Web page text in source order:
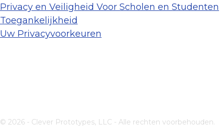
Privacy en Veiligheid Voor Scholen en Studenten
Toegankelijkheid
Uw Privacyvoorkeuren
© 2026 - Clever Prototypes, LLC - Alle rechten voorbehouden.